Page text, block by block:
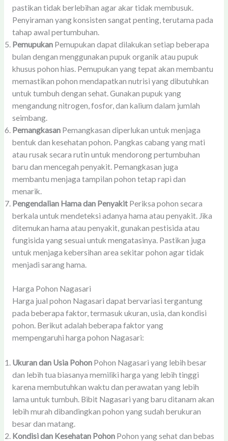
pastikan tidak berlebihan agar akar tidak membusuk.
Penyiraman yang konsisten sangat penting, terutama pada
tahap awal pertumbuhan.
PemupukanPemupukan dapat dilakukan setiap beberapa
bulan dengan menggunakan pupuk organik atau pupuk
khusus pohon hias. Pemupukan yang tepat akan membantu
memastikan pohon mendapatkan nutrisi yang dibutuhkan
untuk tumbuh dengan sehat. Gunakan pupuk yang
mengandung nitrogen, fosfor, dan kalium dalam jumlah
seimbang.
PemangkasanPemangkasan diperlukan untuk menjaga
bentuk dan kesehatan pohon. Pangkas cabang yang mati
atau rusak secara rutin untuk mendorong pertumbuhan
baru dan mencegah penyakit. Pemangkasan juga
membantu menjaga tampilan pohon tetap rapi dan
menarik.
Pengendalian Hama dan PenyakitPeriksa pohon secara
berkala untuk mendeteksi adanya hama atau penyakit. Jika
ditemukan hama atau penyakit, gunakan pestisida atau
fungisida yang sesuai untuk mengatasinya. Pastikan juga
untuk menjaga kebersihan area sekitar pohon agar tidak
menjadi sarang hama.
Harga Pohon Nagasari
Harga jual pohon Nagasari dapat bervariasi tergantung
pada beberapa faktor, termasuk ukuran, usia, dan kondisi
pohon. Berikut adalah beberapa faktor yang
mempengaruhi harga pohon Nagasari:
Ukuran dan Usia PohonPohon Nagasari yang lebih besar
dan lebih tua biasanya memiliki harga yang lebih tinggi
karena membutuhkan waktu dan perawatan yang lebih
lama untuk tumbuh. Bibit Nagasari yang baru ditanam akan
lebih murah dibandingkan pohon yang sudah berukuran
besar dan matang.
Kondisi dan Kesehatan PohonPohon yang sehat dan bebas